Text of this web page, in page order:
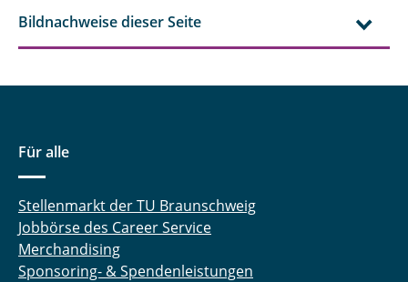
Bildnachweise dieser Seite
Für alle
Stellenmarkt der TU Braunschweig
Jobbörse des Career Service
Merchandising
Sponsoring- & Spendenleistungen